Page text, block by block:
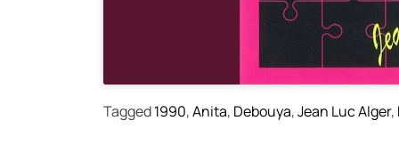
Tagged1990,Anita, Debouya,Jean Luc Alger,